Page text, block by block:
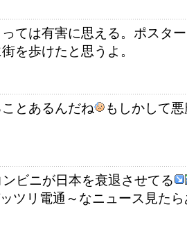
ては有害に思える。ポスタ
を歩けたと思うよ。
とあるんだね もしかして
ビニが日本を衰退させてる
ツリ電通～なニュース見た